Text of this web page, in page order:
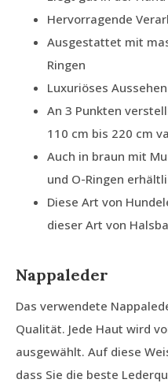
Hervorragende
Ausgestattet mit
Ringen
Luxuriöses Aussehen
An 3 Punkten
110 cm bis 220 cm
Auch in braun mit
und O-Ringen
Diese Art von
dieser Art von
Nappaleder
Das verwendete
Qualität. Jede Haut wird
ausgewählt. Auf diese
dass Sie die beste